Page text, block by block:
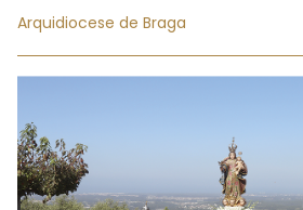
Arquidiocese de Braga